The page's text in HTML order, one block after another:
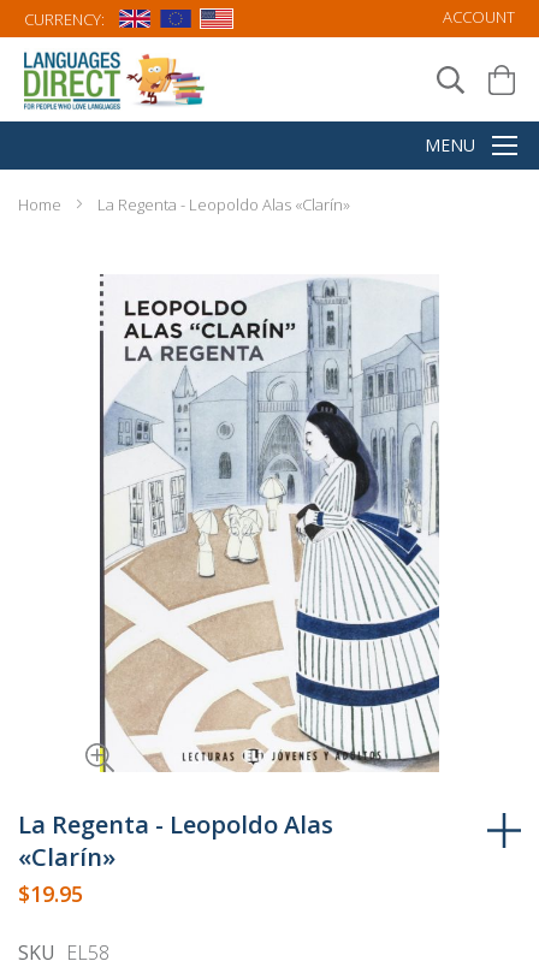
CURRENCY: ACCOUNT
Home La Regenta - Leopoldo Alas «Clarín»
to
the
beginning
of
images
La Regenta - Leopoldo Alas
«Clarín»
$19.95
SKU EL58